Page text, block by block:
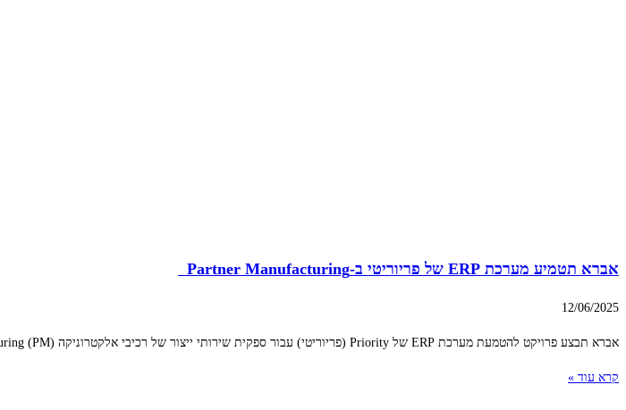
אברא תטמיע מערכת ERP של פריוריטי ב-Partner Manufacturing
12/06/2025
אברא תבצע פרויקט להטמעת מערכת ERP של Priority (פריוריטי) עבור ספקית שירותי ייצור של רכיבי אלקטרוניקה Partner Manufacturing (PM). הפרויקט יימשך כשנה והיקפו מוערך במעל
קרא עוד »